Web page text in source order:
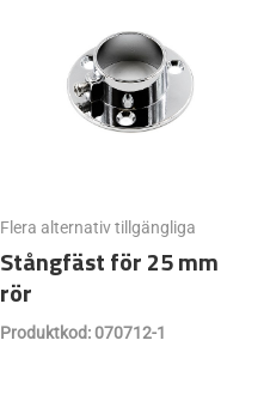
Flera alternativ tillgängliga
Stångfäst för 25 mm
rör
Produktkod: 070712-1